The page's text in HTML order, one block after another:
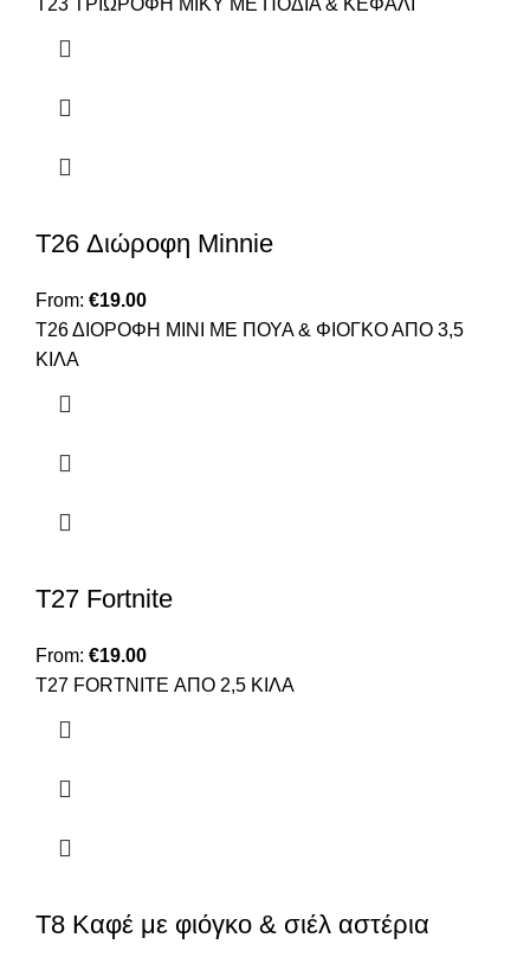
T23 TΡΙΩΡΟΦΗ ΜΙΚΥ ΜΕ ΠΟΔΙΑ & ΚΕΦΑΛΙ
T26 Διώροφη Minnie
From: €19.00
Τ26 ΔΙΟΡΟΦΗ ΜΙΝΙ ΜΕ ΠΟΥΑ & ΦΙΟΓΚΟ ΑΠΟ 3,5
ΚΙΛΑ
T27 Fortnite
From: €19.00
Τ27 FORTNITE ΑΠΟ 2,5 ΚΙΛΑ
T8 Καφέ με φιόγκο & σιέλ αστέρια